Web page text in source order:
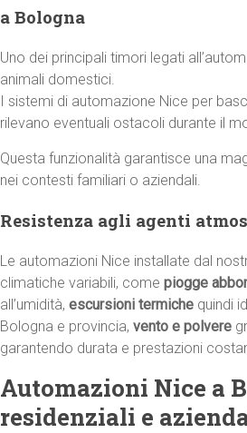
a Bologna
Uno dei principali timori legati
animali domestici.
I sistemi di automazione Nice per
rilevano eventuali ostacoli durante il
Questa funzionalità garantisce una
nei contesti familiari o aziendali.
Resistenza agli agenti
Le automazioni Nice installate dal
climatiche variabili, come piogge
all’umidità, escursioni termiche quindi
Bologna e provincia, vento e polvere
garantendo durata e prestazioni
Automazioni Nice a
residenziali e